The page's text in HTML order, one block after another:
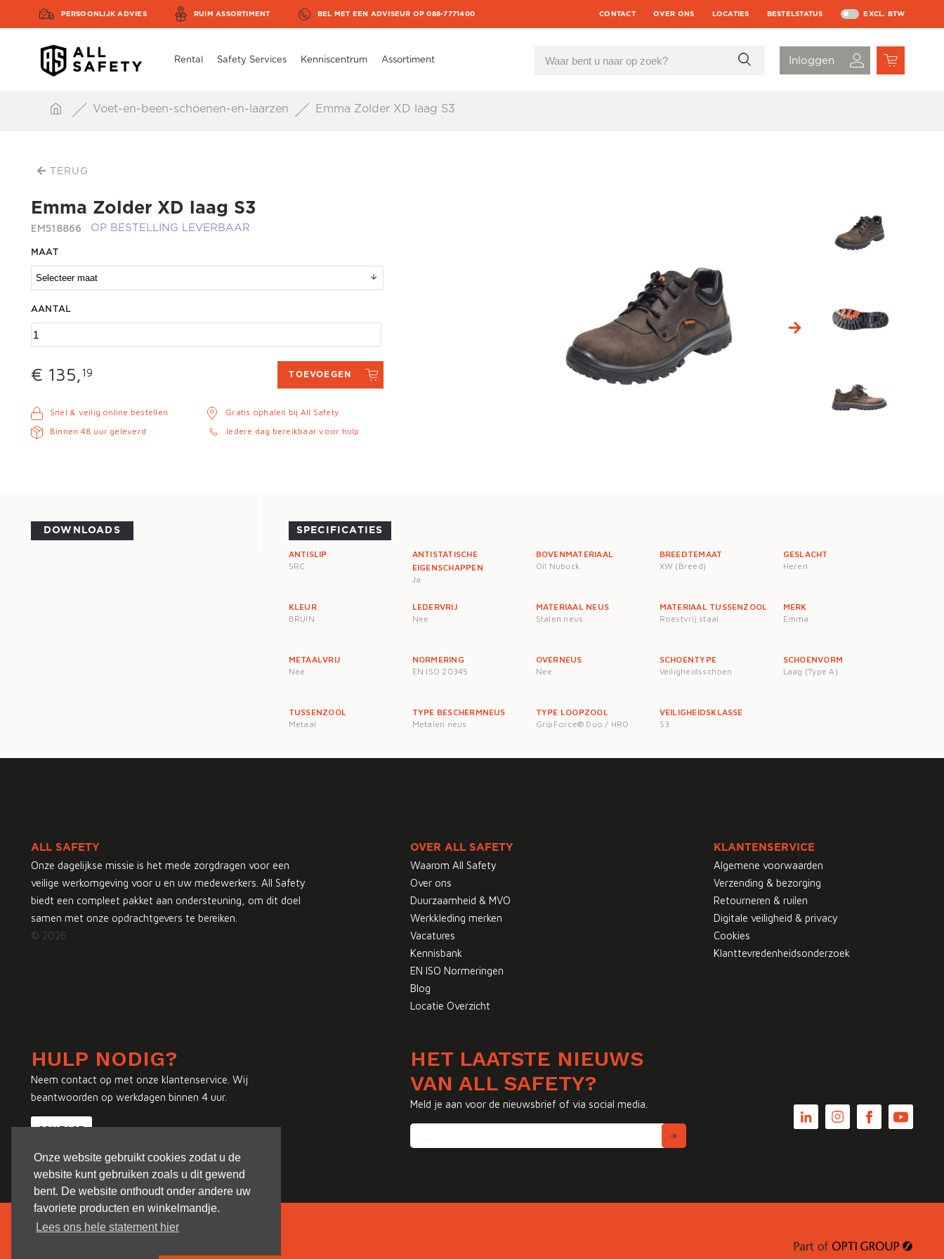
Onze website gebruikt cookies zodat u de
website kunt gebruiken zoals u dit gewend
bent. De website onthoudt onder andere uw
favoriete producten en winkelmandje.
Lees ons hele statement hier
PERSOONLIJK ADVIES RUIM ASSORTIMENT BEL MET EEN ADVISEUR OP 088-7771400 CONTACT OVER ONS LOCATIES BESTELSTATUS EXCL. BTW
Rental Safety Services Kenniscentrum Assortiment
Voet-en-been-schoenen-en-laarzen Emma Zolder XD laag S3
TERUG
Emma Zolder XD laag S3
EM518866 OP BESTELLING LEVERBAAR
MAAT
AANTAL
€ 135,19 TOEVOEGEN
Snel & veilig online bestellen
Binnen 48 uur geleverd
Gratis ophalen bij All Safety
Iedere dag bereikbaar voor hulp
DOWNLOADS SPECIFICATIES
ANTISLIP
SRC
ANTISTATISCHE
EIGENSCHAPPEN
Ja
BOVENMATERIAAL
Oil Nubuck
BREEDTEMAAT
XW (Breed)
GESLACHT
Heren
KLEUR
BRUIN
LEDERVRIJ
Nee
MATERIAAL NEUS
Stalen neus
MATERIAAL TUSSENZOOL
Roestvrij staal
MERK
Emma
METAALVRIJ
Nee
NORMERING
EN ISO 20345
OVERNEUS
Nee
SCHOENTYPE
Veiligheidsschoen
SCHOENVORM
Laag (Type A)
TUSSENZOOL
Metaal
TYPE BESCHERMNEUS
Metalen neus
TYPE LOOPZOOL
GripForce® Duo / HRO
VEILIGHEIDSKLASSE
S3
ALL SAFETY
Onze dagelijkse missie is het mede zorgdragen voor een
veilige werkomgeving voor u en uw medewerkers. All Safety
biedt een compleet pakket aan ondersteuning, om dit doel
samen met onze opdrachtgevers te bereiken.
© 2026
OVER ALL SAFETY
Waarom All Safety
Over ons
Duurzaamheid & MVO
Werkkleding merken
Vacatures
Kennisbank
EN ISO Normeringen
Blog
Locatie Overzicht
KLANTENSERVICE
Algemene voorwaarden
Verzending & bezorging
Retourneren & ruilen
Digitale veiligheid & privacy
Cookies
Klanttevredenheidsonderzoek
HULP NODIG?
Neem contact op met onze klantenservice. Wij
beantwoorden op werkdagen binnen 4 uur.
CONTACT
HET LAATSTE NIEUWS
VAN ALL SAFETY?
Meld je aan voor de nieuwsbrief of via social media.